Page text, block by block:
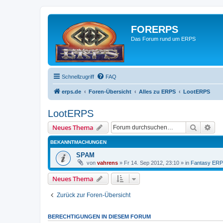
FORERPS
Das Forum rund um ERPS
Schnellzugriff FAQ
erps.de Foren-Übersicht Alles zu ERPS LootERPS
LootERPS
Neues Thema Suche
BEKANNTMACHUNGEN
SPAM
von vahrens » Fr 14. Sep 2012, 23:10 » in Fantasy
Neues Thema
Zurück zur Foren-Übersicht
BERECHTIGUNGEN IN DIESEM FORUM